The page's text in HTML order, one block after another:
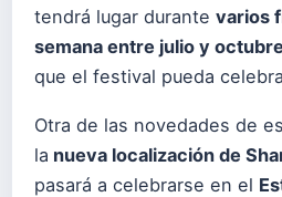
tendrá lugar durante varios
semana entre julio y octubre
que el festival pueda
Otra de las novedades de
la nueva localización de
pasará a celebrarse en el